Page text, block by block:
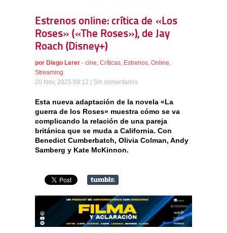
Estrenos online: crítica de «Los
Roses» («The Roses»), de Jay
Roach (Disney+)
por Diego Lerer - cine Críticas Estrenos Online
Streaming
20 Nov, 2025 09:12 | Sin comentarios
Esta nueva adaptación de la novela «La
guerra de los Roses» muestra cómo se va
complicando la relación de una pareja
británica que se muda a California. Con
Benedict Cumberbatch, Olivia Colman, Andy
Samberg y Kate McKinnon.